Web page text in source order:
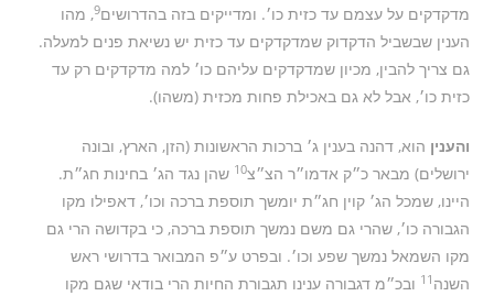
מדקדקים על עצמם עד כזית כו׳. ומדייקים בזה בהדרושים9, מהו
הענין שבשביל הדקדוק שמדקדקים עד כזית יש נשיאת פנים למעלה.
גם צריך להבין, מכיון שמדקדקים עליהם כו׳ למה מדקדקים רק עד
כזית כו׳, אבל לא גם באכילת פחות מכזית (משהו).
והענין הוא, דהנה בענין ג׳ ברכות הראשונות (הזן, הארץ, ובונה
ירושלים) מבאר כ״ק אדמו״ר הצ״צ10 שהן נגד הג׳ בחינות חג״ת.
היינו, שמכל הג׳ קוין חג״ת יומשך תוספת ברכה וכו׳, דאפילו מקו
הגבורה כו׳, שהרי גם משם נמשך תוספת ברכה, כי בקדושה הרי גם
מקו השמאל נמשך שפע וכו׳. ובפרט ע״פ המבואר בדרושי ראש
השנה 11 ובכ״מ דגבורה ענינו תגבורת החיות הרי בודאי שגם מקו